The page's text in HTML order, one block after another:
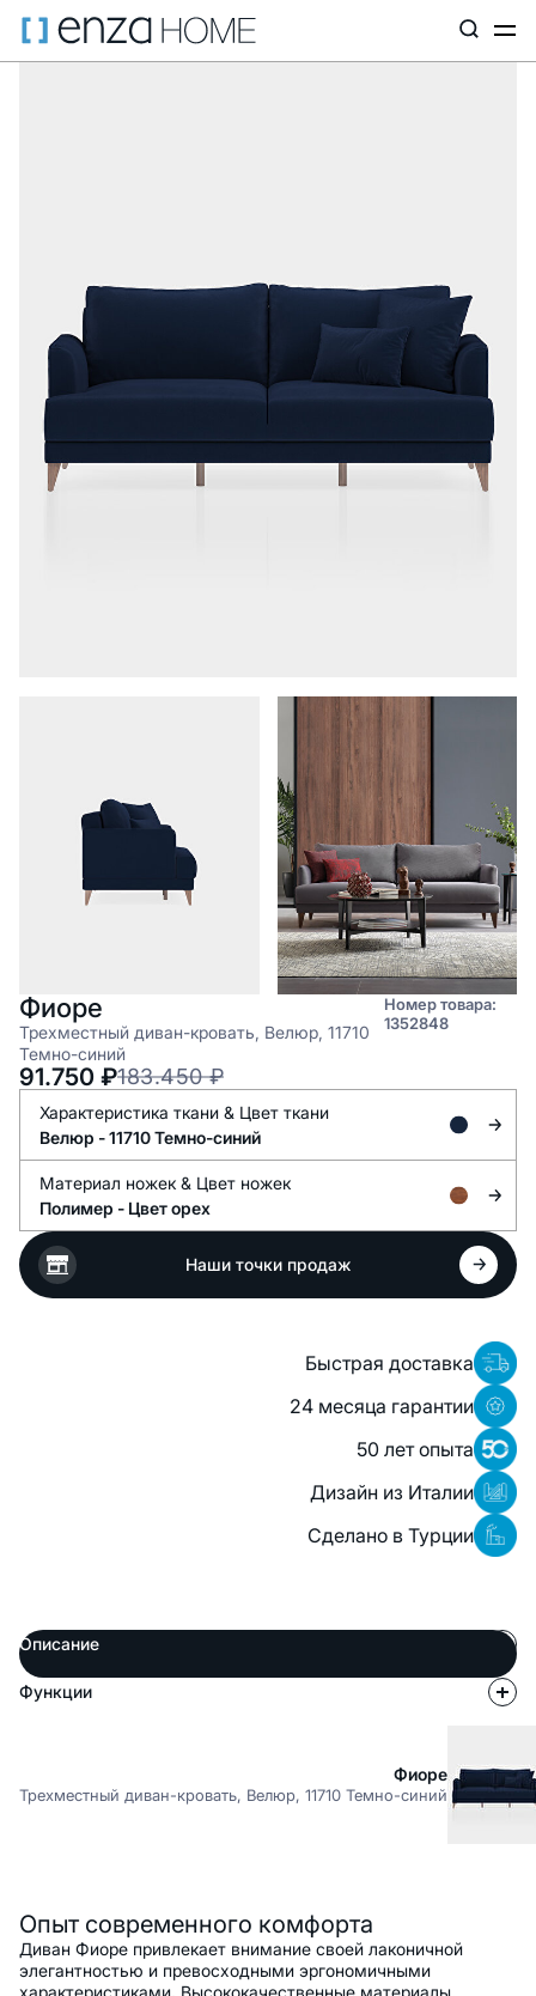
Главная страница Диваны Трехместные
Фиоре
Трехместный диван-кровать, Велюр, 11710
Темно-синий
Номер товара:
1352848
183.450 ₽
91.750 ₽
Характеристика ткани & Цвет ткани
Велюр -11710 Темно-синий
Материал ножек & Цвет ножек
Полимер - Цвет орех
Наши точки продаж
Быстрая доставка
24 месяца гарантии
50 лет опыта
Дизайн из Италии
Сделано в Турции
Описание
Функции
Фиоре
Трехместный диван-кровать, Велюр, 11710 Темно-синий
Опыт современного комфорта
Диван Фиоре привлекает внимание своей лаконичной
элегантностью и превосходными эргономичными
характеристиками. Высококачественные материалы,